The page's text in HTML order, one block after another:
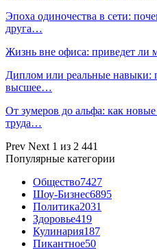
Эпоха одиночества в сети:
друга…
Жизнь вне офиса: приведет ли
Диплом или реальные навыки:
высшее…
От зумеров до альфа: как
труда…
Prev Next 1 из 2 441
Популярные категории
Общество7427
Шоу-Бизнес6895
Политика2031
Здоровье419
Кулинария187
Пикантное50